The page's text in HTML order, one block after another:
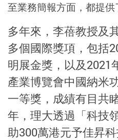
至業務簡報方面，都提供
多年來，李蓓教授及
多個國際獎項，包括
明展金獎，以及2021
產業博覽會中國納米
一等獎，成績有目共
年，理大透過「科技
助300萬港元予佳昇